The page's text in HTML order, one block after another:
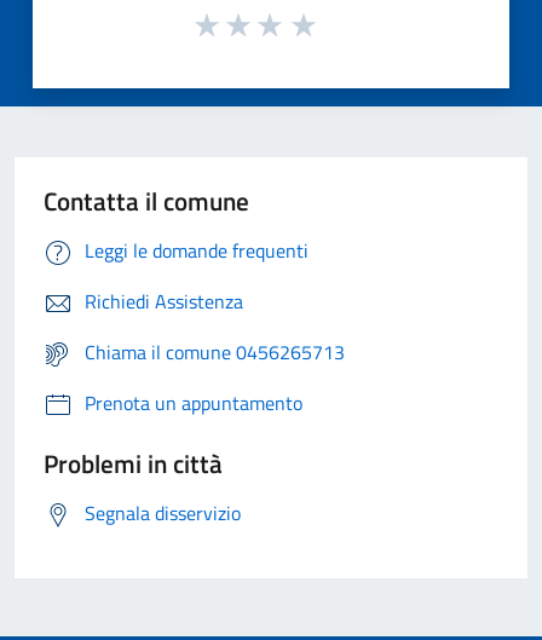
Contatta il comune
Leggi le domande frequenti
Richiedi Assistenza
Chiama il comune 0456265713
Prenota un appuntamento
Problemi in città
Segnala disservizio